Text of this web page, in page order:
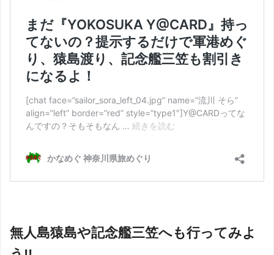
無人島猿島や記念艦三笠へも行ってみよ